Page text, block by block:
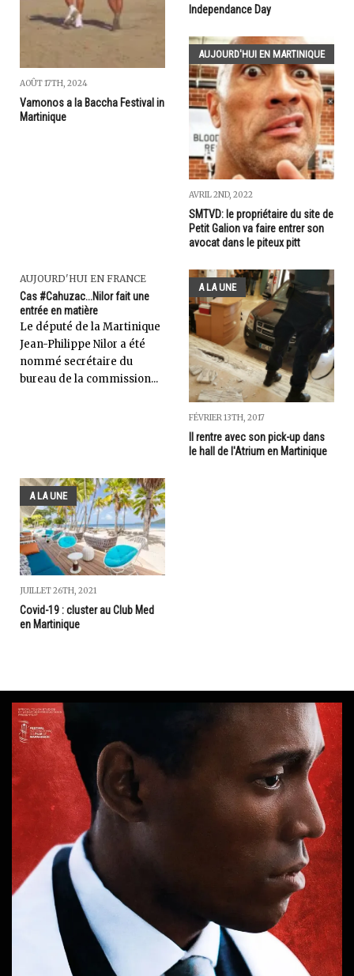
AOÛT 17TH, 2024
Vamonos a la Baccha Festival in
Martinique
Independance Day
AUJOURD'HUI EN MARTINIQUE
AVRIL 2ND, 2022
SMTVD: le propriétaire du site de
Petit Galion va faire entrer son
avocat dans le piteux pitt
AUJOURD'HUI EN FRANCE
Cas #Cahuzac...Nilor fait une
entrée en matière
Le député de la Martinique
Jean-Philippe Nilor a été
nommé secrétaire du
bureau de la commission...
A LA UNE
FÉVRIER 13TH, 2017
Il rentre avec son pick-up dans
le hall de l'Atrium en Martinique
A LA UNE
JUILLET 26TH, 2021
Covid-19 : cluster au Club Med
en Martinique